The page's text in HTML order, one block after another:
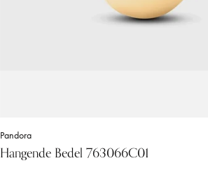
Pandora
Hangende Bedel 763066C01